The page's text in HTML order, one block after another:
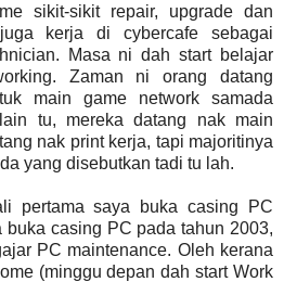
sikit-sikit repair, upgrade dan
kerja di cybercafe sebagai
Masa ni dah start belajar
Zaman ni orang datang
main game network samada
tu, mereka datang nak main
nak print kerja, tapi majoritinya
yang disebutkan tadi tu lah.
pertama saya buka casing PC
casing PC pada tahun 2003,
PC maintenance. Oleh kerana
(minggu depan dah start Work